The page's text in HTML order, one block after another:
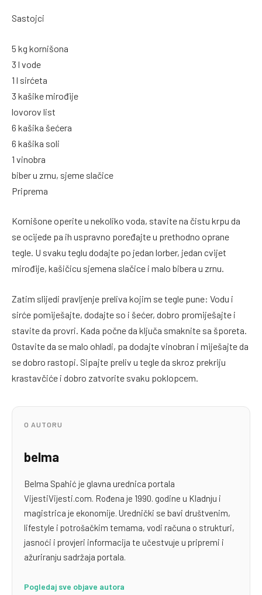
Sastojci
5 kg kornišona
3 l vode
1 l sirćeta
3 kašike mirođije
lovorov list
6 kašika šećera
6 kašika soli
1 vinobra
biber u zrnu, sjeme slačice
Priprema
Kornišone operite u nekoliko voda, stavite na čistu krpu da
se ocijede pa ih uspravno poređajte u prethodno oprane
tegle. U svaku teglu dodajte po jedan lorber, jedan cvijet
mirođije, kašičicu sjemena slačice i malo bibera u zrnu.
Zatim slijedi pravljenje preliva kojim se tegle pune: Vodu i
sirće pomiješajte, dodajte so i šećer, dobro promiješajte i
stavite da provri. Kada počne da ključa smaknite sa šporeta.
Ostavite da se malo ohladi, pa dodajte vinobran i miješajte da
se dobro rastopi. Sipajte preliv u tegle da skroz prekriju
krastavčiće i dobro zatvorite svaku poklopcem.
O AUTORU
belma
Belma Spahić je glavna urednica portala
VijestiVijesti.com. Rođena je 1990. godine u Kladnju i
magistrica je ekonomije. Urednički se bavi društvenim,
lifestyle i potrošačkim temama, vodi računa o strukturi,
jasnoći i provjeri informacija te učestvuje u pripremi i
ažuriranju sadržaja portala.
Pogledaj sve objave autora